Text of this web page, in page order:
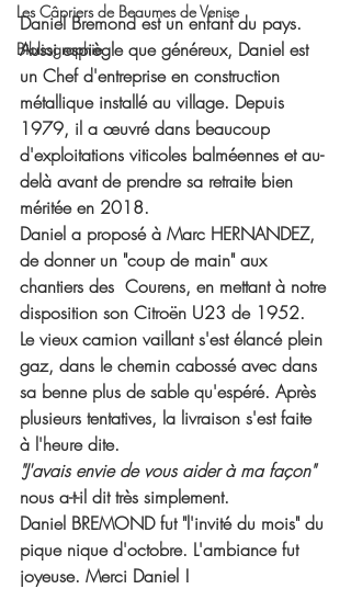
Les Câpriers de Beaumes de Venise
Bibliographie
Daniel Bremond est un enfant du pays.
Aussi espiègle que généreux, Daniel est
un Chef d'entreprise en construction
métallique installé au village. Depuis
1979, il a œuvré dans beaucoup
d'exploitations viticoles balméennes et au-
delà avant de prendre sa retraite bien
méritée en 2018.
Daniel a proposé à Marc HERNANDEZ,
de donner un "coup de main" aux
chantiers des  Courens, en mettant à notre
disposition son Citroën U23 de 1952.
Le vieux camion vaillant s'est élancé plein
gaz, dans le chemin cabossé avec dans
sa benne plus de sable qu'espéré. Après
plusieurs tentatives, la livraison s'est faite
à l'heure dite.
"J'avais envie de vous aider à ma façon"
nous a-t-il dit très simplement.
Daniel BREMOND fut "l'invité du mois" du
pique nique d'octobre. L'ambiance fut
joyeuse. Merci Daniel !